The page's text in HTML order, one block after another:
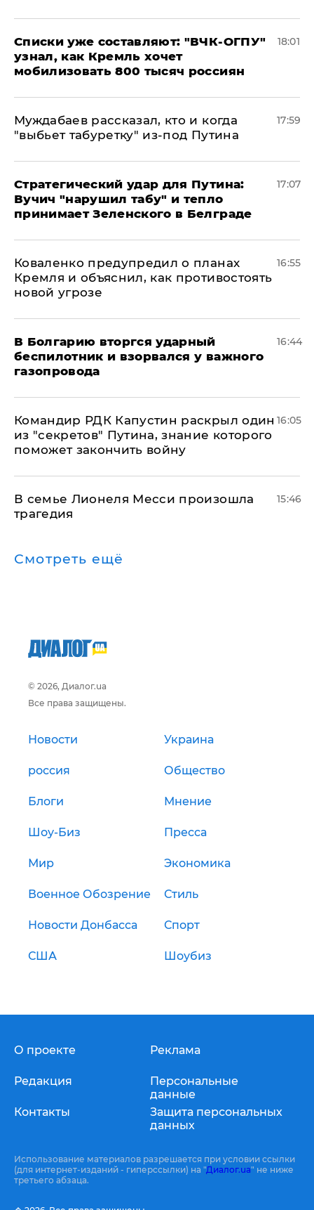
Списки уже составляют: "ВЧК-ОГПУ"
узнал, как Кремль хочет
мобилизовать 800 тысяч россиян
18:01
Муждабаев рассказал, кто и когда
"выбьет табуретку" из-под Путина
17:59
Стратегический удар для Путина:
Вучич "нарушил табу" и тепло
принимает Зеленского в Белграде
17:07
Коваленко предупредил о планах
Кремля и объяснил, как противостоять
новой угрозе
16:55
В Болгарию вторгся ударный
беспилотник и взорвался у важного
газопровода
16:44
Командир РДК Капустин раскрыл один
из "секретов" Путина, знание которого
поможет закончить войну
16:05
В семье Лионеля Месси произошла
трагедия
15:46
Смотреть ещё
© 2026, Диалог.ua
Все права защищены.
Новости Украина
россия Общество
Блоги Мнение
Шоу-Биз Пресса
Мир Экономика
Военное Обозрение Стиль
Новости Донбасса Спорт
США Шоубиз
О проекте
Редакция
Контакты
Реклама
Персональные
данные
Защита персональных
данных
Использование материалов разрешается при условии ссылки
(для интернет-изданий - гиперссылки) на "Диалог.ua" не ниже
третьего абзаца.